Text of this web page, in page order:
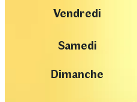
Vendredi
Samedi
Dimanche